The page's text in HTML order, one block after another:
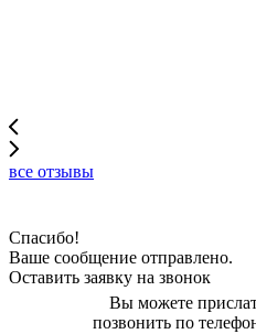
все отзывы
Спасибо!
Ваше сообщение отправлено.
Оставить заявку на звонок
Вы можете
позвонить по